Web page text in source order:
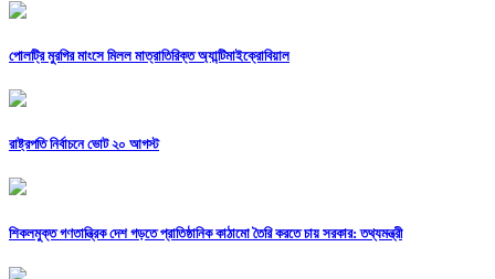
পোলট্রি মুরগির মাংসে মিলল মাত্রাতিরিক্ত অ্যান্টিমাইক্রোবিয়াল
রাষ্ট্রপতি নির্বাচনে ভোট ২০ আগস্ট
শিকলমুক্ত গণতান্ত্রিক দেশ গড়তে প্রাতিষ্ঠানিক কাঠামো তৈরি করতে চায় সরকার: তথ্যমন্ত্রী